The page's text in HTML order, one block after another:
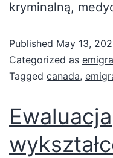
kryminalną,
Published May 13,
Categorized as
Tagged canada,
Ewaluacja